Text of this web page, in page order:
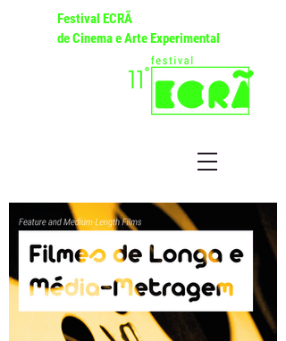
Festival ECRÃ
de Cinema e Arte Experimental